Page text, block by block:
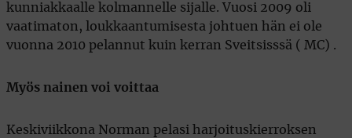
kunniakkaalle kolmannelle sijalle. Vuosi 2009 oli
vaatimaton, loukkaantumisesta johtuen hän ei ole
vuonna 2010 pelannut kuin kerran Sveitsisssä ( MC) .
Myös nainen voi voittaa
Keskiviikkona Norman pelasi harjoituskierroksen